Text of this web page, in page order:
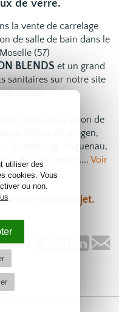
utiliser des
cookies. Vous
ou non.
de verre.
la vente de carrelage
de salle de bain dans le
(57)
BLENDS et un grand
sanitairessur notre site
.
ou l'installation de
Union, Drulingen,
Strasbourg, Haguenau,
Bitche, Dieuze,... Voir
pour tout projet.
produit